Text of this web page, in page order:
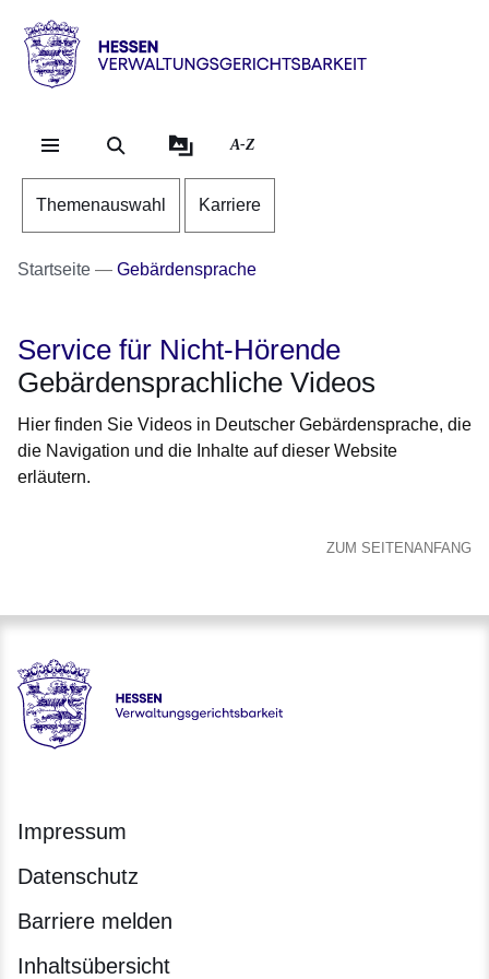
Direkt zum Kopf der
Direkt zum Inhalt
Direkt zum Fuß der
Hessen
Verwaltungsgerichtsbarkeit
A-Z
Themenauswahl Karriere
Startseite Gebärdensprache
Service für Nicht-Hörende
Gebärdensprachliche Videos
Hier finden Sie Videos in Deutscher Gebärdensprache, die
die Navigation und die Inhalte auf dieser Website
erläutern.
ZUM SEITENANFANG
Hessen - Verwaltungsgerichtsbarkeit Hessen
Impressum
Datenschutz
Barriere melden
Inhaltsübersicht